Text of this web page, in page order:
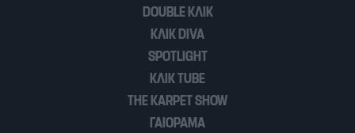
DOUBLE ΚΛΙΚ
ΚΛΙΚ DIVA
SPOTLIGHT
ΚΛΙΚ TUBE
THE KARPET SHOW
ΓΑΙΟΡΑΜΑ